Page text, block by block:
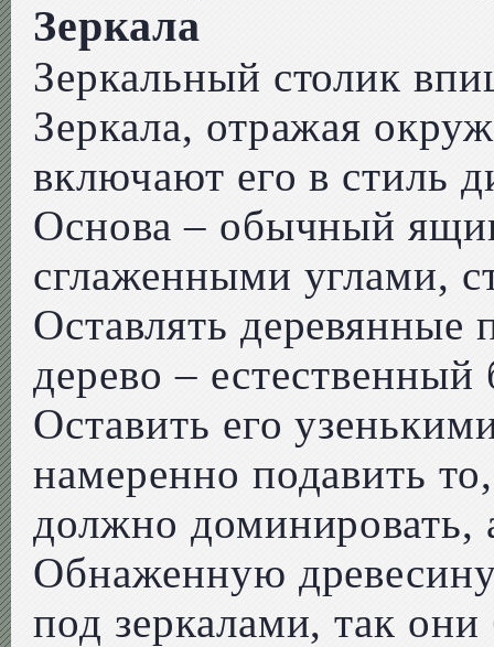
Зеркала
Зеркальный столик
Зеркала, отражая
включают его в стиль
Основа – обычный
сглаженными углами,
Оставлять деревянные
дерево –
Оставить его
намеренно подавить
должно доминировать,
Обнаженную
под зеркалами, так